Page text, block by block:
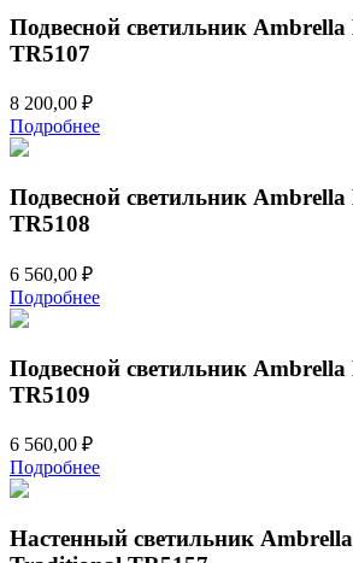
Подвесной светильник
TR5107
8 200,00 ₽
Подробнее
Подвесной светильник
TR5108
6 560,00 ₽
Подробнее
Подвесной светильник
TR5109
6 560,00 ₽
Подробнее
Настенный светильник